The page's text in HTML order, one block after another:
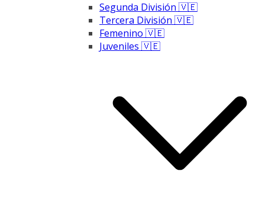
Segunda División 🇻🇪
Tercera División 🇻🇪
Femenino 🇻🇪
Juveniles 🇻🇪